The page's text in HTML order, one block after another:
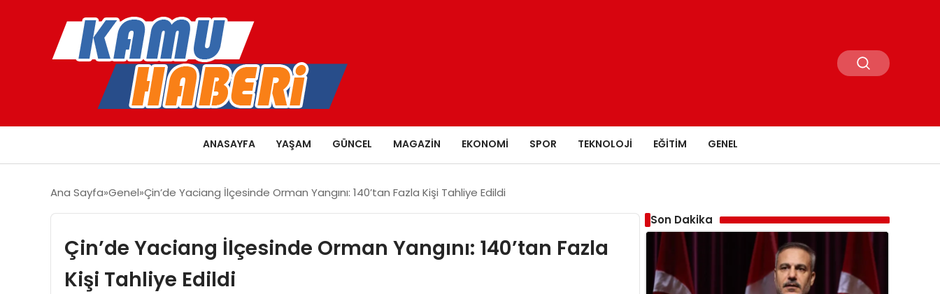
ANASAYFA YAŞAM GÜNCEL MAGAZIN EKONOMI SPOR TEKNOLOJI EĞITIM GENEL
Ana Sayfa Genel Çin’de Yaciang İlçesinde Orman Yangını: 140’tan Fazla Kişi Tahliye Edildi
Çin’de Yaciang İlçesinde Orman Yangını: 140’tan Fazla
Kişi Tahliye Edildi
Son Dakika